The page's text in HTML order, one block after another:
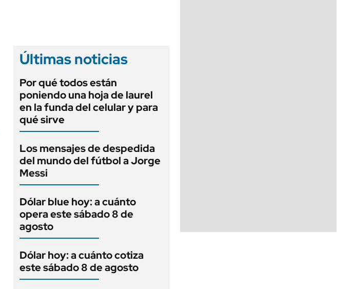
Últimas noticias
Por qué todos están
poniendo una hoja de laurel
en la funda del celular y para
qué sirve
Los mensajes de despedida
del mundo del fútbol a Jorge
Messi
Dólar blue hoy: a cuánto
opera este sábado 8 de
agosto
Dólar hoy: a cuánto cotiza
este sábado 8 de agosto